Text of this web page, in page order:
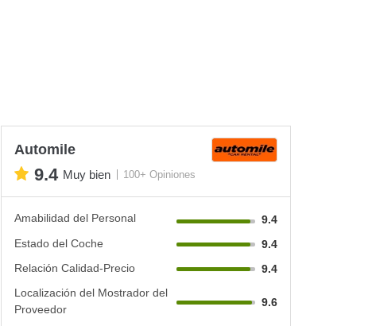
Automile
9.4 Muy bien 100+ Opiniones
Amabilidad del Personal
9.4
Estado del Coche
9.4
Relación Calidad-Precio
9.4
Localización del Mostrador del
Proveedor
9.6